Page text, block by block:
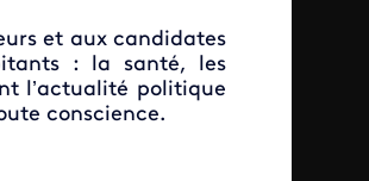
et aux candidates
: la santé, les
l’actualité politique
conscience.